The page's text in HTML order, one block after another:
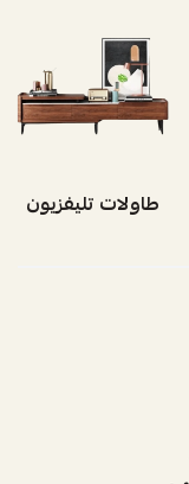
طاولات تليفزيون